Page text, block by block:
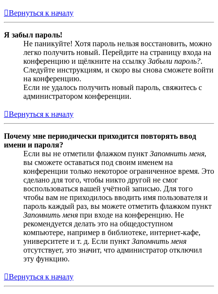
Вернуться к началу
Я забыл пароль!
Не паникуйте! Хотя пароль нельзя восстановить, можно
легко получить новый. Перейдите на страницу входа на
конференцию и щёлкните на ссылку Забыли пароль?.
Следуйте инструкциям, и скоро вы снова сможете войти
на конференцию.
Если не удалось получить новый пароль, свяжитесь с
администратором конференции.
Вернуться к началу
Почему мне периодически приходится повторять ввод
имени и пароля?
Если вы не отметили флажком пункт Запомнить меня,
вы сможете оставаться под своим именем на
конференции только некоторое ограниченное время. Это
сделано для того, чтобы никто другой не смог
воспользоваться вашей учётной записью. Для того
чтобы вам не приходилось вводить имя пользователя и
пароль каждый раз, вы можете отметить флажком пункт
Запомнить меня при входе на конференцию. Не
рекомендуется делать это на общедоступном
компьютере, например в библиотеке, интернет-кафе,
университете и т. д. Если пункт Запомнить меня
отсутствует, это значит, что администратор отключил
эту функцию.
Вернуться к началу